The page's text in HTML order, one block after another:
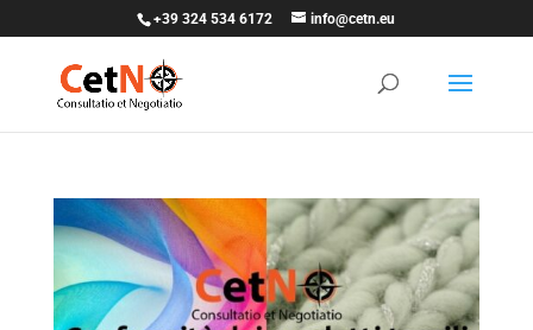
+39 324 534 6172 info@cetn.eu